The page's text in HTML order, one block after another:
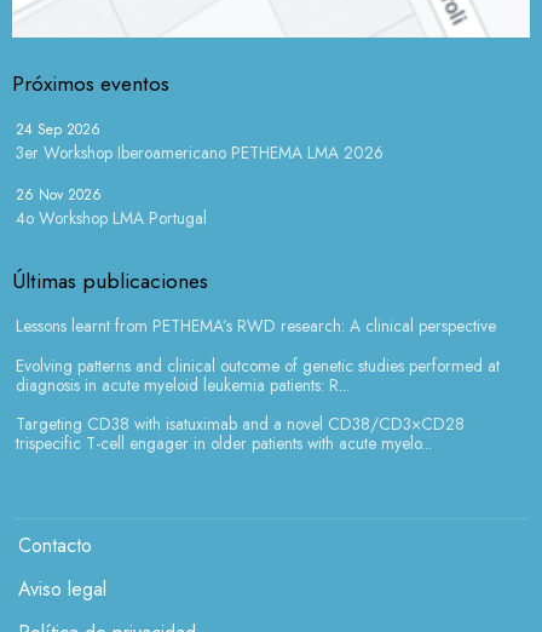
Próximos eventos
24 Sep 2026
3er Workshop Iberoamericano PETHEMA LMA 2026
26 Nov 2026
4o Workshop LMA Portugal
Últimas publicaciones
Lessons learnt from PETHEMA’s RWD research: A clinical perspective
Evolving patterns and clinical outcome of genetic studies performed at
diagnosis in acute myeloid leukemia patients: R...
Targeting CD38 with isatuximab and a novel CD38/CD3×CD28
trispecific T-cell engager in older patients with acute myelo...
Menú legales
Contacto
Aviso legal